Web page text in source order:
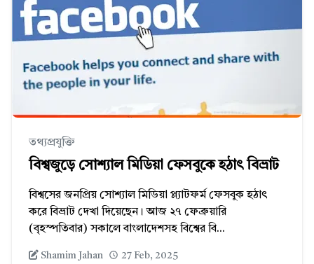
তথ্যপ্রযুক্তি
বিশ্বজুড়ে সোশ্যাল মিডিয়া ফেসবুকে হঠাৎ বিভ্রাট
বিশ্বসের জনপ্রিয় সোশ্যাল মিডিয়া প্ল্যাটফর্ম ফেসবুক হঠাৎ
করে বিভ্রাট দেখা দিয়েছেন। আজ ২৭ ফেব্রুয়ারি
(বৃহস্পতিবার) সকালে বাংলাদেশসহ বিশ্বের বি...
Shamim Jahan 27 Feb, 2025